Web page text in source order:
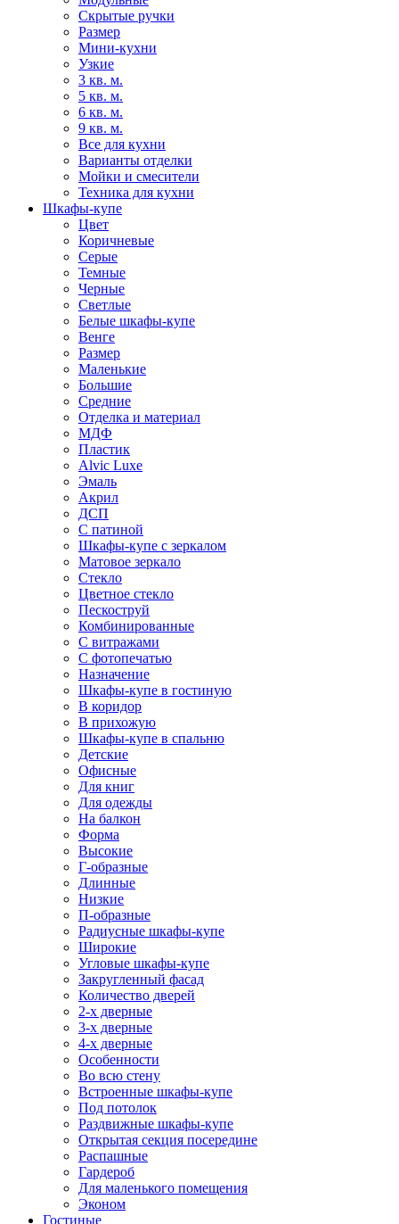
Скрытые ручки
Размер
Мини-кухни
Узкие
3 кв. м.
5 кв. м.
6 кв. м.
9 кв. м.
Все для кухни
Варианты отделки
Мойки и смесители
Техника для кухни
Шкафы-купе
Цвет
Коричневые
Серые
Темные
Черные
Светлые
Белые шкафы-купе
Венге
Размер
Маленькие
Большие
Средние
Отделка и материал
МДФ
Пластик
Alvic Luxe
Эмаль
Акрил
ДСП
С патиной
Шкафы-купе с зеркалом
Матовое зеркало
Стекло
Цветное стекло
Пескоструй
Комбинированные
С витражами
С фотопечатью
Назначение
Шкафы-купе в гостиную
В коридор
В прихожую
Шкафы-купе в спальню
Детские
Офисные
Для книг
Для одежды
На балкон
Форма
Высокие
Г-образные
Длинные
Низкие
П-образные
Радиусные шкафы-купе
Широкие
Угловые шкафы-купе
Закругленный фасад
Количество дверей
2-х дверные
3-х дверные
4-х дверные
Особенности
Во всю стену
Встроенные шкафы-купе
Под потолок
Раздвижные шкафы-купе
Открытая секция посередине
Распашные
Гардероб
Для маленького помещения
Эконом
Гостиные